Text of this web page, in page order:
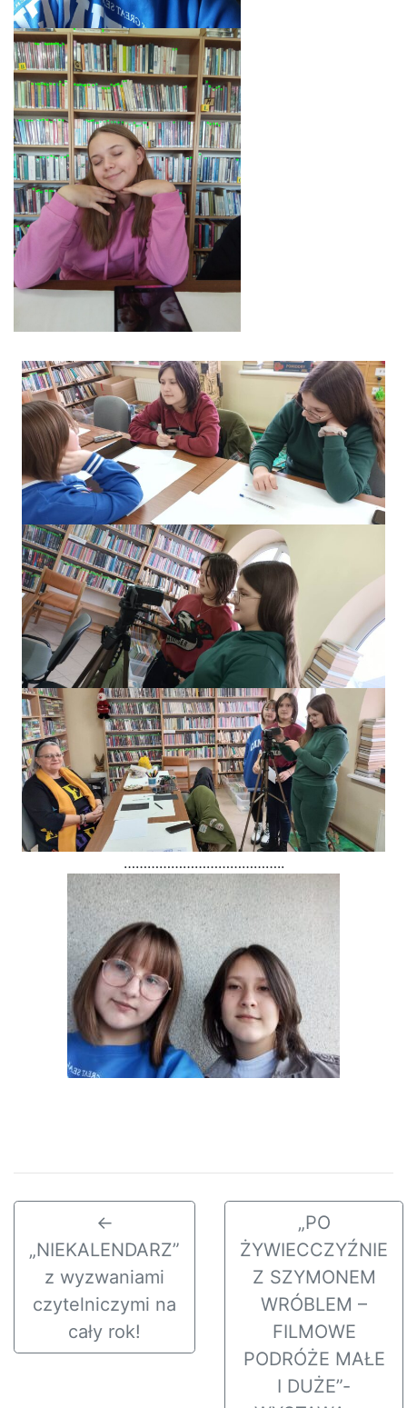
…………………………………..
←
„NIEKALENDARZ”
z wyzwaniami
czytelniczymi na
cały rok!
„PO
ŻYWIECCZYŹNIE
Z SZYMONEM
WRÓBLEM –
FILMOWE
PODRÓŻE MAŁE
I DUŻE”-